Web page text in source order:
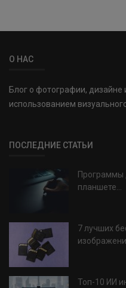
О НАС
Блог о фотографии, дизайне
использованием
ПОСЛЕДНИЕ СТАТЬИ
Программы
планшете...
7 лучших
Топ-10 ИИ